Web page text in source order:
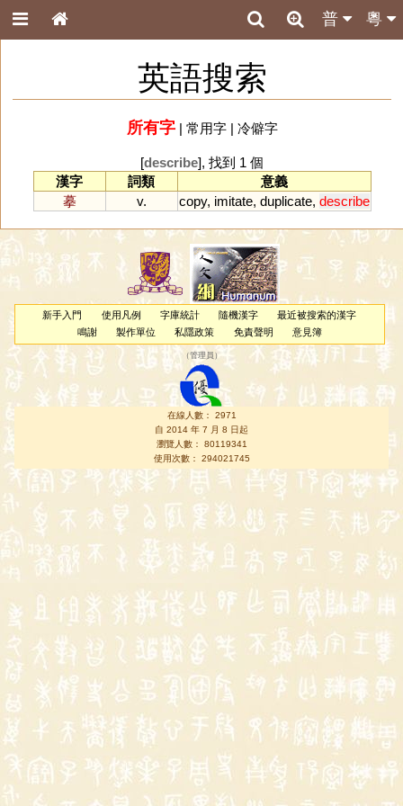
粵
普
英語搜索
所有字| 常用字| 冷僻字
[describe], 找到 1 個
漢字
詞類
意義
摹
v. copy, imitate, duplicate, describe
新手入門 使用凡例 字庫統計 隨機漢字
最近被搜索的漢字
鳴謝
製作單位 私隱政策 免責聲明 意見簿
（管理員 ）
在線人數： 2971
自 2014 年 7 月 8 日起
瀏覽人數： 80119341
使用次數： 294021745